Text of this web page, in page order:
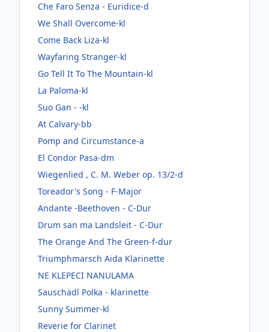
Che Faro Senza - Euridice-d
We Shall Overcome-kl
Come Back Liza-kl
Wayfaring Stranger-kl
Go Tell It To The Mountain-kl
La Paloma-kl
Suo Gan - -kl
At Calvary-bb
Pomp and Circumstance-a
El Condor Pasa-dm
Wiegenlied , C. M. Weber op. 13/2-d
Toreador's Song - F-Major
Andante -Beethoven - C-Dur
Drum san ma Landsleit - C-Dur
The Orange And The Green-f-dur
Triumphmarsch Aida Klarinette
NE KLEPECI NANULAMA
Sauschädl Polka - klarinette
Sunny Summer-kl
Reverie for Clarinet